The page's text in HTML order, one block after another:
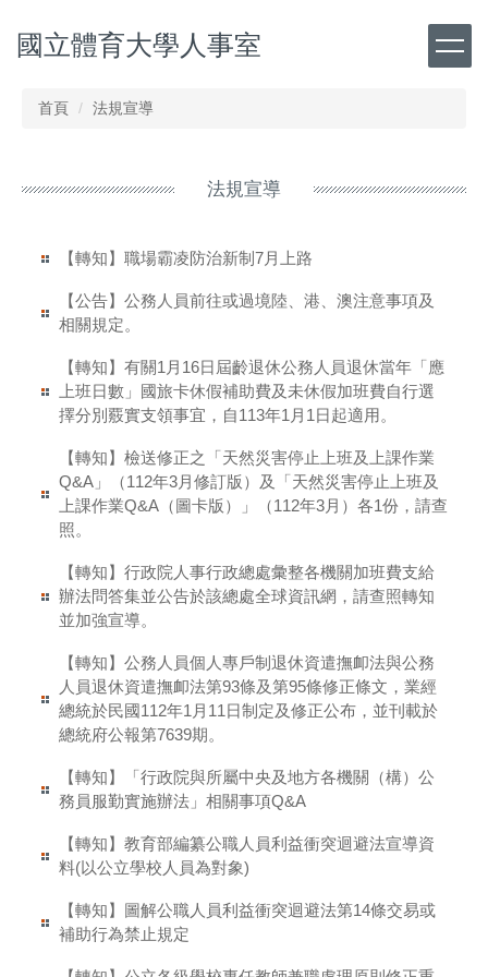
到
主
國立體育大學人事室
首頁 法規宣導
法規宣導
【轉知】職場霸凌防治新制7月上路
【公告】公務人員前往或過境陸、港、澳注意事項及
相關規定。
【轉知】有關1月16日屆齡退休公務人員退休當年「應
上班日數」國旅卡休假補助費及未休假加班費自行選
擇分別覈實支領事宜，自113年1月1日起適用。
【轉知】檢送修正之「天然災害停止上班及上課作業
Q&A」（112年3月修訂版）及「天然災害停止上班及
上課作業Q&A（圖卡版）」（112年3月）各1份，請查
照。
【轉知】行政院人事行政總處彙整各機關加班費支給
辦法問答集並公告於該總處全球資訊網，請查照轉知
並加強宣導。
【轉知】公務人員個人專戶制退休資遣撫卹法與公務
人員退休資遣撫卹法第93條及第95條修正條文，業經
總統於民國112年1月11日制定及修正公布，並刊載於
總統府公報第7639期。
【轉知】「行政院與所屬中央及地方各機關（構）公
務員服勤實施辦法」相關事項Q&A
【轉知】教育部編纂公職人員利益衝突迴避法宣導資
料(以公立學校人員為對象)
【轉知】圖解公職人員利益衝突迴避法第14條交易或
補助行為禁止規定